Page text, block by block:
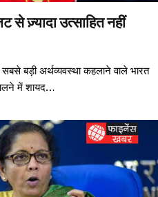
से ज़्यादा उत्साहित नहीं
सबसे बड़ी अर्थव्यवस्था कहलाने वाले भारत
में शायद…